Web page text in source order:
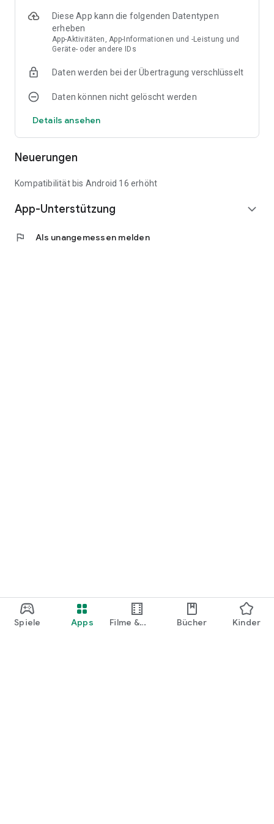
Spiele Apps
Filme &
Bücher Kinder
flächendeckend gegeben, wird aber laufend ausgebaut.
Infos zum aktuellen Verbreitungsgrad finden Sie unter
www.sachverstaendigenradar.de Ihr Vorteil: Qualifizierter
Datenbestand der regional zuständigen Handwerkskammern.
Fragen oder Anregungen zum Sachverständigenradar
nehmen wir gerne unter
support@sachverstaendigenradar.de entgegen.
Diese App kann die folgenden Datentypen
erheben
App-Aktivitäten, App-Informationen und -Leistung und
Geräte- oder andere IDs
Daten werden bei der Übertragung verschlüsselt
Daten können nicht gelöscht werden
Details ansehen
Neuerungen
Kompatibilität bis Android 16 erhöht
App-Unterstützung expand_more
flag Als unangemessen melden